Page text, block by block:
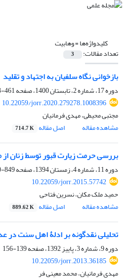
کلیدواژه‌ها =وهابیت
تعداد مقالات: 3
بازخوانی نگاه سلفیان به اجتهاد و تقلید
دوره 17، شماره 2، تابستان 1400، صفحه
461-483
10.22059/jorr.2020.279278.1008396
مجتبی محیطی، مهدی فرمانیان
مشاهده مقاله
اصل مقاله 714.7 K
بررسی حرمت زیارت قبور توسط زنان
دوره 11، شماره 4، زمستان 1394، صفحه
849-880
10.22059/jorr.2015.57742
حمید ملک مکان، نسرین فتاحی
مشاهده مقاله
اصل مقاله 889.62 K
تحلیلی نقد‌گونه بر ادلۀ اهل سنت
دوره 9، شماره 3، پاییز 1392، صفحه
139-156
10.22059/jorr.2013.36185
مهدی فرمانیان، محمد معینی فر